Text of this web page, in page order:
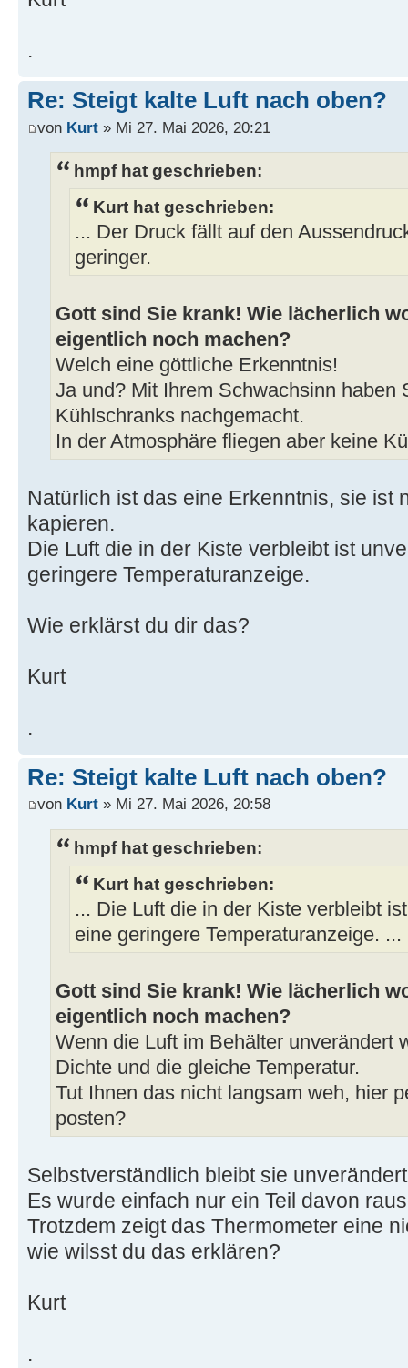
.
Re: Steigt kalte Luft nach oben?
von Kurt » Mi 27. Mai 2026, 20:21
hmpf hat geschrieben:
Kurt hat geschrieben:
... Der Druck fällt auf den
geringer.
Gott sind Sie krank! Wie lächerlich
eigentlich noch machen?
Welch eine göttliche Erkenntnis!
Ja und? Mit Ihrem Schwachsinn haben
Kühlschranks nachgemacht.
In der Atmosphäre fliegen aber keine
Natürlich ist das eine Erkenntnis, sie ist
kapieren.
Die Luft die in der Kiste verbleibt ist
geringere Temperaturanzeige.
Wie erklärst du dir das?
Kurt
.
Re: Steigt kalte Luft nach oben?
von Kurt » Mi 27. Mai 2026, 20:58
hmpf hat geschrieben:
Kurt hat geschrieben:
... Die Luft die in der Kiste verbleibt
eine geringere Temperaturanzeige. ...
Gott sind Sie krank! Wie lächerlich
eigentlich noch machen?
Wenn die Luft im Behälter unverändert
Dichte und die gleiche Temperatur.
Tut Ihnen das nicht langsam weh, hier
posten?
Selbstverständlich bleibt sie
Es wurde einfach nur ein Teil davon
Trotzdem zeigt das Thermometer eine
wie wilsst du das erklären?
Kurt
.